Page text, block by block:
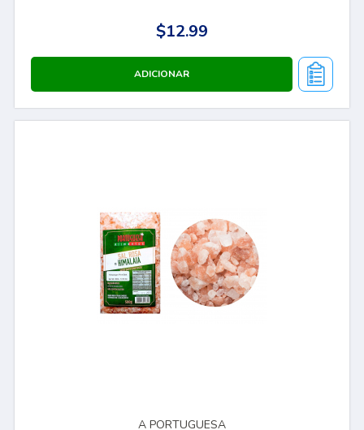
$12.99
A PORTUGUESA